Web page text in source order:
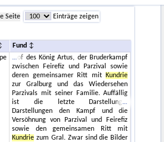
Seite
Einträge zeigen
Fund
of des König Artus, der Bruderkampf
zwischen Feirefiz und Parzival sowie
deren gemeinsamer Ritt mit Kundrie
zur Gralburg und das Wiedersehen
Parzivals mit seiner Familie. Auffällig
ist die letzte Darstellung
Darstellungen den Kampf und die
Versöhnung von Parzival und Feirefiz
sowie den gemeinsamen Ritt mit
Kundrie zum Gral. Zwar sind die Bilder